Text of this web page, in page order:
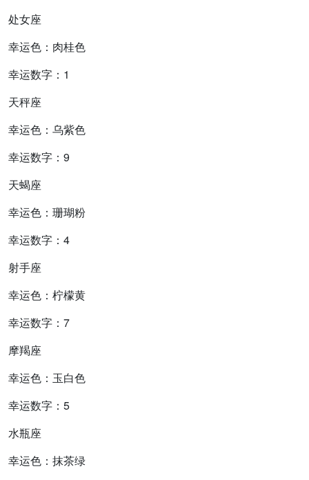
处女座
幸运色：肉桂色
幸运数字：1
天秤座
幸运色：乌紫色
幸运数字：9
天蝎座
幸运色：珊瑚粉
幸运数字：4
射手座
幸运色：柠檬黄
幸运数字：7
摩羯座
幸运色：玉白色
幸运数字：5
水瓶座
幸运色：抹茶绿